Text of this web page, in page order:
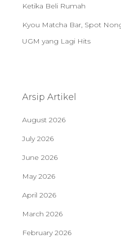
Ketika Beli Rumah
Kyou Matcha Bar, Spot
UGM yang Lagi Hits
Arsip Artikel
August 2026
July 2026
June 2026
May 2026
April 2026
March 2026
February 2026